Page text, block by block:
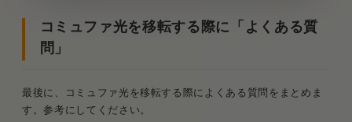
コミュファ光を移転する際に「よくある質
問」
最後に、コミュファ光を移転する際によくある質問をまとめま
す。参考にしてください。